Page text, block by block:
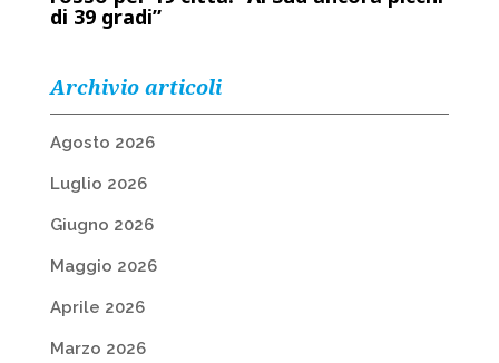
di 39 gradi”
Archivio articoli
Agosto 2026
Luglio 2026
Giugno 2026
Maggio 2026
Aprile 2026
Marzo 2026